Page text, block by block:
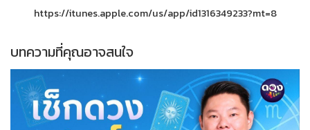
https://itunes.apple.com/us/app/id1316349233?mt=8
บทความที่คุณอาจสนใจ